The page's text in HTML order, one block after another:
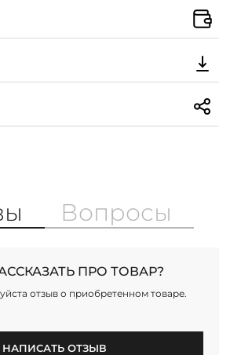
Вопросы
ПРО ТОВАР?
отзыв о приобретенном товаре.
НАПИСАТЬ ОТЗЫВ